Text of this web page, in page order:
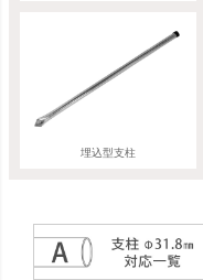
埋込型支柱